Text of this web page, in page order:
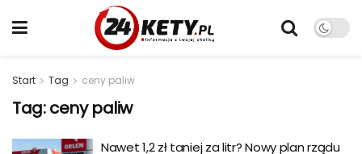
Start Tag ceny paliw
Tag:ceny paliw
Nawet 1,2 zł taniej za litr? Nowy plan rządu